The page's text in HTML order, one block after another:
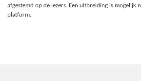
afgestemd op de lezers. Een uitbreiding is mogelijk
platform.